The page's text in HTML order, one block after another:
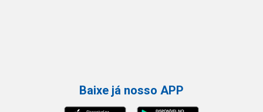
Baixe já nosso APP